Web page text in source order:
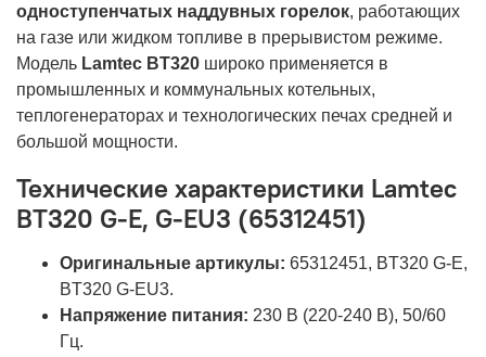
одноступенчатых наддувных горелок, работающих
на газе или жидком топливе в прерывистом режиме.
Модель Lamtec BT320 широко применяется в
промышленных и коммунальных котельных,
теплогенераторах и технологических печах средней и
большой мощности.
Технические характеристики Lamtec
BT320 G-E, G-EU3 (65312451)
Оригинальные артикулы: 65312451, BT320 G-E,
BT320 G-EU3.
Напряжение питания: 230 В (220-240 В), 50/60
Гц.